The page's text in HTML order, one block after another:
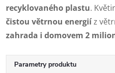
recyklovaného plastu.
čistou větrnou energiíz
zahrada i domovem 2
Parametry produktu